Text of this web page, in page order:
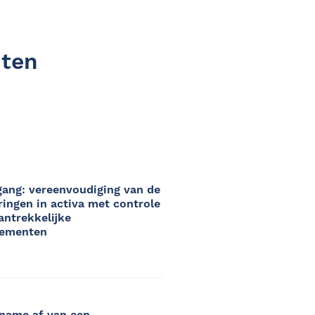
vereenvoudiging van de
in activa met controle